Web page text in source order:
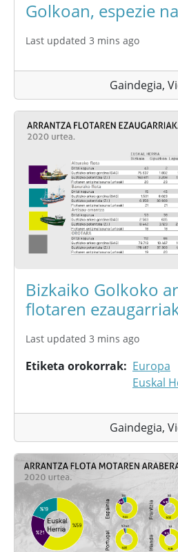
Golkoan, espezie
Last updated 3 mins ago
Gaindegia,
Bizkaiko Golkoko
flotaren
Last updated 3 mins ago
Etiketa orokorrak
Europa
Euskal
Gaindegia,